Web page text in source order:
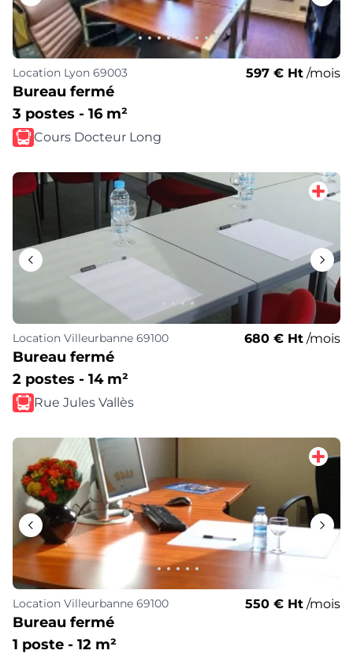
Location Lyon 69003 597 € Ht /mois
Bureau fermé
3 postes - 16 m²
Cours Docteur Long
Location Villeurbanne 69100 680 € Ht /mois
Bureau fermé
2 postes - 14 m²
Rue Jules Vallès
Location Villeurbanne 69100 550 € Ht /mois
Bureau fermé
1 poste - 12 m²